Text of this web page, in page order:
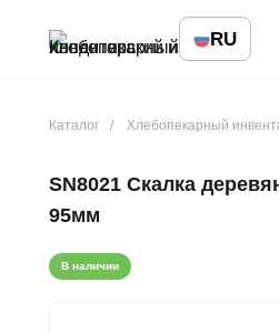
RU
Каталог Хлебопекарный
SN8021 Скалка
95мм
В наличии